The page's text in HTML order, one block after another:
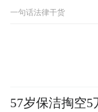
一句话法律干货
57岁保洁掏空5